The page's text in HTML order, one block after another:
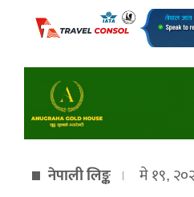
नेपाली लिङ्क मे १९,